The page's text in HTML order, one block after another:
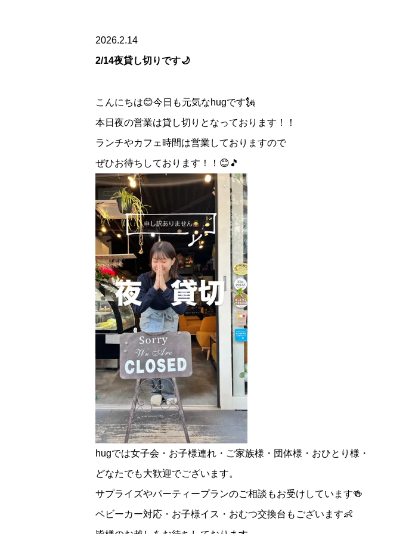
2026.2.14
2/14夜貸し切りです🌙
こんにちは😊今日も元気なhugです🗽
本日夜の営業は貸し切りとなっております！！
ランチやカフェ時間は営業しておりますので
ぜひお待ちしております！！😊🎵
hugでは女子会・お子様連れ・ご家族様・団体様・おひとり様・
どなたでも大歓迎でございます。
サプライズやパーティープランのご相談もお受けしています🍻
ベビーカー対応・お子様イス・おむつ交換台もございます👶